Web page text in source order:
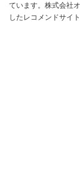
ています。株式会社
したレコメンドサイ